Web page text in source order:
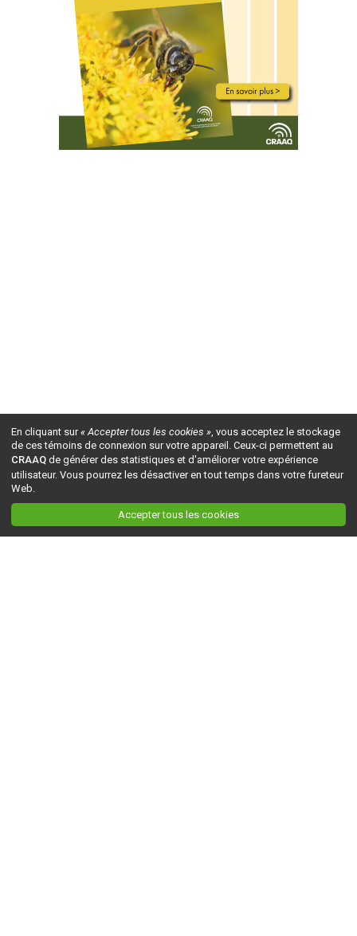
En cliquant sur« Accepter tous les cookies », vous acceptez le stockage
de ces témoins de connexion sur votre appareil. Ceux-ci permettent au
CRAAQ de générer des statistiques et d'améliorer votre expérience
utilisateur. Vous pourrez les désactiver en tout temps dans votre fureteur
Web.
Accepter tous les cookies